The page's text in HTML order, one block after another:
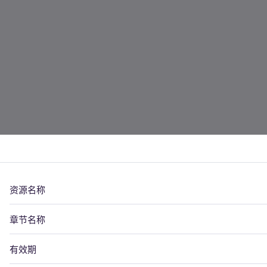
资源名称
章节名称
有效期